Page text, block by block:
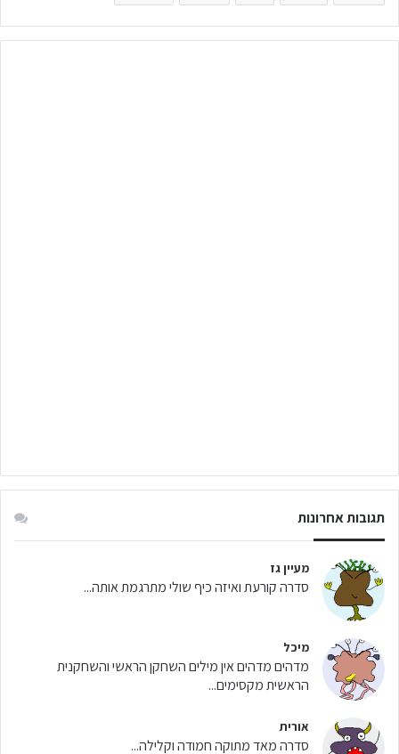
תגובות אחרונות
מעיין גז
סדרה קורעת ואיזה כיף שולי מתרגמת אותה...
מיכל
מדהים מדהים אין מילים השחקן הראשי והשחקנית
הראשית מקסימים...
אורית
סדרה מאד מתוקה חמודה וקלילה...